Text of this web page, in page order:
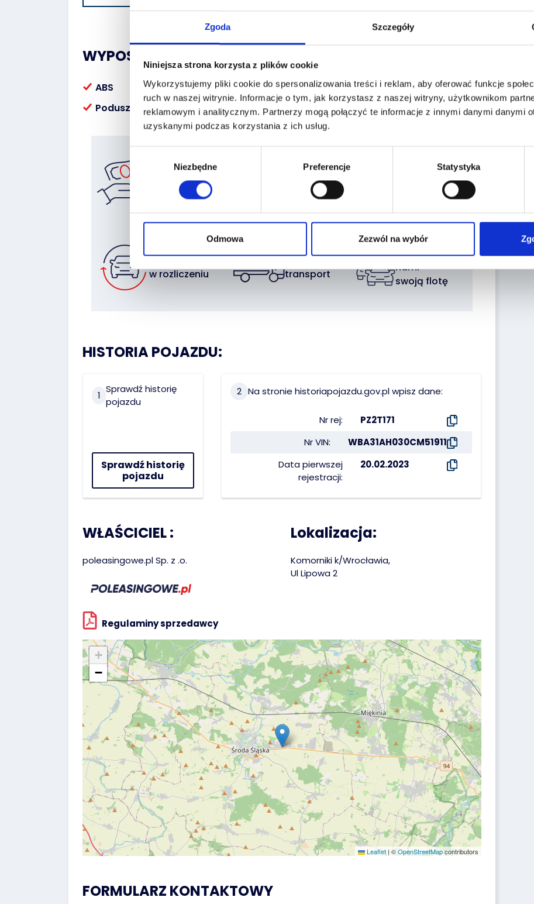
Zgoda Szczegóły
Niniejsza strona korzysta z plików cookie
Wykorzystujemy pliki cookie do spersonalizowania treści i reklam, aby oferować funkcje
ruch w naszej witrynie. Informacje o tym, jak korzystasz z naszej witryny, użytkownikom
reklamowym i analitycznym. Partnerzy mogą połączyć te informacje z innymi danymi danymi
uzyskanymi podczas korzystania z ich usług.
zgody
Niezbędne Preferencje Statystyka
Odmowa Zezwól na wybór
WYPOSAŻENIE:
ABS
Poduszka powietrzna kierowcy
Poduszka powietrzna pasazera
Klimatyzacja
Znajdź
finansowanie
Wykup
gwarancję
Ubezpieczenie
samochodu
Zostaw auto
w rozliczeniu
Zleć
transport
Sprzedaj z
nami
swoją flotę
HISTORIA POJAZDU:
1
Sprawdź historię
pojazdu
Sprawdź historię
pojazdu
2 Na stronie historiapojazdu.gov.pl wpisz dane:
Nr rej:
PZ2T171
Nr VIN:
WBA31AH030CM51911
Data pierwszej
rejestracji:
20.02.2023
WŁAŚCICIEL :
poleasingowe.pl Sp. z .o.
Regulaminy sprzedawcy
Lokalizacja:
Komorniki k/Wrocławia,
Ul Lipowa 2
+
−
Leaflet |©OpenStreetMapcontributors
FORMULARZ KONTAKTOWY